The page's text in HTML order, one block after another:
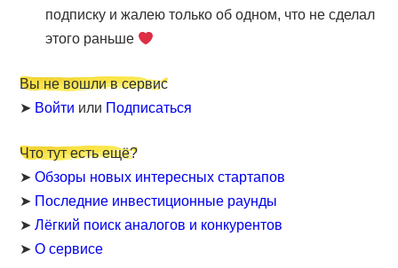
подписку и жалею только об одном, что не сделал
этого раньше
Вы не вошли в сервис
➤ Войти или Подписаться
Что тут есть ещё?
➤Обзоры новых интересных стартапов
➤ Последние инвестиционные раунды
➤Лёгкий поиск аналогов и конкурентов
➤О сервисе